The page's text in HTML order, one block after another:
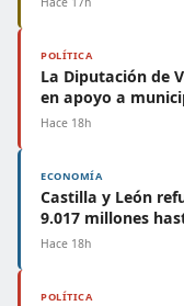
POLÍTICA
La Diputación de
en apoyo a
Hace 18h
ECONOMÍA
Castilla y León
9.017 millones
Hace 18h
POLÍTICA